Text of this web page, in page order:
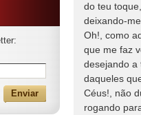
do teu
deixando-
Oh!, como
que me faz
desejando a
daqueles
Céus!, não
rogando